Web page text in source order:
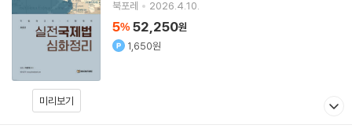
미리보기
북포레
2026.4.10.
5% 52,250원
1,650원